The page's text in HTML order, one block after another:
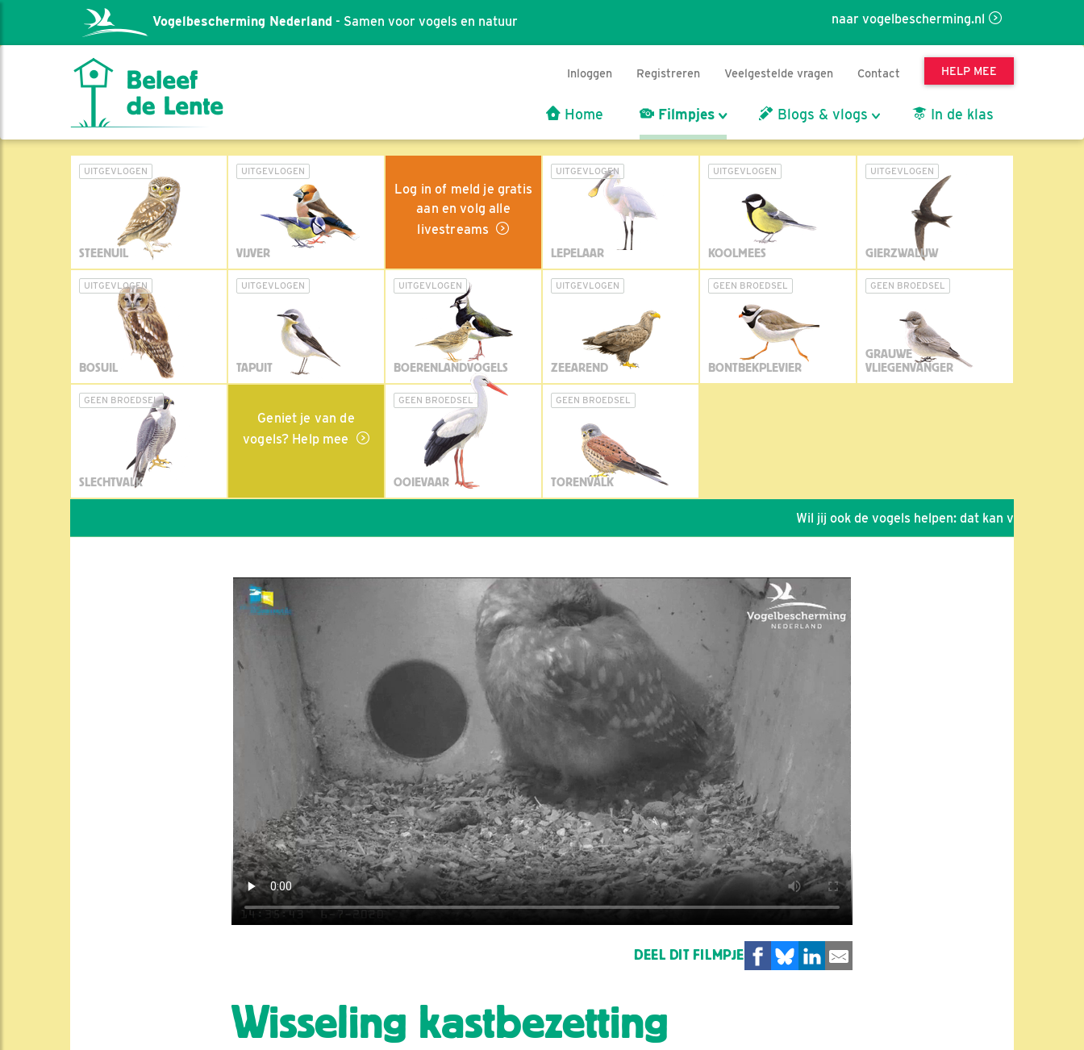
naar vogelbescherming.nl
Vogelbescherming Nederland - Samen voor vogels en natuur
Inloggen Registreren Veelgestelde vragen Contact HELP MEE
Home Filmpjes Blogs & vlogs In de klas
UITGEVLOGEN
STEENUIL
UITGEVLOGEN
VIJVER
Log in of meld je gratis
aan en volg alle
livestreams
UITGEVLOGEN
LEPELAAR
UITGEVLOGEN
KOOLMEES
UITGEVLOGEN
GIERZWALUW
UITGEVLOGEN
BOSUIL
UITGEVLOGEN
TAPUIT
UITGEVLOGEN
BOERENLANDVOGELS
UITGEVLOGEN
ZEEAREND
GEEN BROEDSEL
BONTBEKPLEVIER
GEEN BROEDSEL
GRAUWE
VLIEGENVANGER
GEEN BROEDSEL
SLECHTVALK
Geniet je van de
vogels? Help mee
GEEN BROEDSEL
OOIEVAAR
GEEN BROEDSEL
TORENVALK
Wil jij ook de vogels helpen: dat kan via de link!
DEEL DIT FILMPJE
Wisseling kastbezetting